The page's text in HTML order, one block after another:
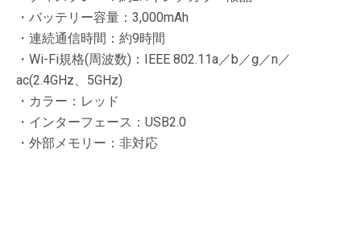
・バッテリー容量：3,000mAh
・連続通信時間：約9時間
・Wi-Fi規格(周波数)：IEEE 802.11a／b／g／n／
ac(2.4GHz、5GHz)
・カラー：レッド
・インターフェース：USB2.0
・外部メモリー：非対応